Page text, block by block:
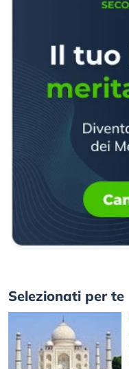
Selezionati per te